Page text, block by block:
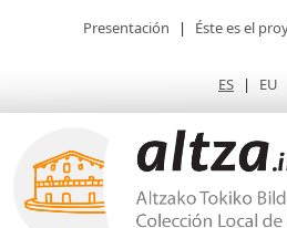
Presentación | Éste es el
ES | EU